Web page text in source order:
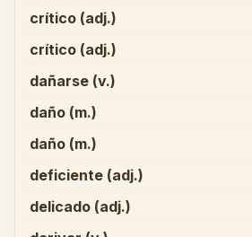
crítico (adj.)
crítico (adj.)
dañarse (v.)
daño (m.)
daño (m.)
deficiente (adj.)
delicado (adj.)